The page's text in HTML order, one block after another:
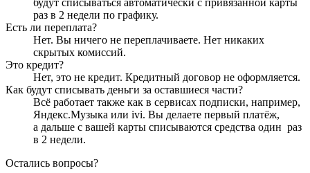
будут списываться автоматически с привязанной карты
раз в 2 недели по графику.
Есть ли переплата?
Нет. Вы ничего не переплачиваете. Нет никаких
скрытых комиссий.
Это кредит?
Нет, это не кредит. Кредитный договор не оформляется.
Как будут списывать деньги за оставшиеся части?
Всё работает также как в сервисах подписки, например,
Яндекс.Музыка или ivi. Вы делаете первый платёж,
а дальше с вашей карты списываются средства один раз
в 2 недели.
Остались вопросы?